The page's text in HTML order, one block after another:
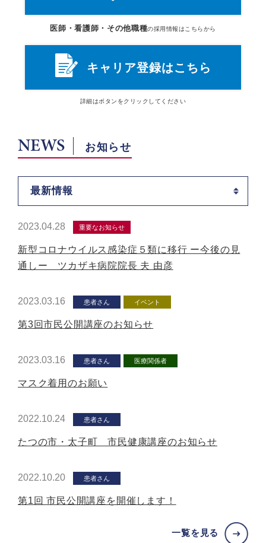
医師・看護師・その他職種の採用情報はこちらから
キャリア登録はこちら
詳細はボタン をクリックしてください
NEWS お知らせ
最新情報
2023.04.28 重要なお知らせ
新型コロナウイルス感染症５類に移行 ー今後の見
通しー ツカザキ病院院長 夫 由彦
2023.03.16 患者さん イベント
第3回市民公開講座のお知らせ
2023.03.16 患者さん 医療関係者
マスク着用のお願い
2022.10.24 患者さん
たつの市・太子町 市民健康講座のお知らせ
2022.10.20 患者さん
第1回 市民公開講座を開催します！
一覧を見る